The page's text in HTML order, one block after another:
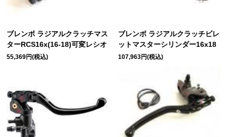
ブレンボ ラジアルクラッチマス
ターRCS16x(16-18)可変レシオ
55,369円(税込)
ブレンボ ラジアルクラッチビレ
ットマスターシリンダー16x18
107,963円(税込)